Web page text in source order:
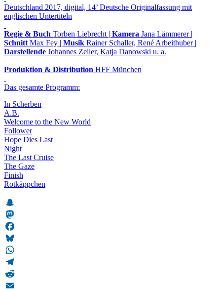
Deutschland 2017, digital, 14’ Deutsche Originalfassung mit
englischen Untertiteln
Regie & Buch Torben Liebrecht | Kamera Jana Lämmerer |
Schnitt Max Fey | Musik Rainer Schaller, René Arbeithuber |
Darstellende Johannes Zeiler, Katja Danowski u. a.
Produktion & Distribution HFF München
Das gesamte Programm:
In Scherben
A.B.
Welcome to the New World
Follower
Hope Dies Last
Night
The Last Cruise
The Gaze
Finish
Rotkäppchen
Snapchat
Mastodon
Facebook
Bluesky
WhatsApp
Telegram
Reddit